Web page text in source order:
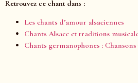
Retrouvez ce chant dans :
Les chants d’amour alsaciennes
Chants Alsace et traditions
Chants germanophones :